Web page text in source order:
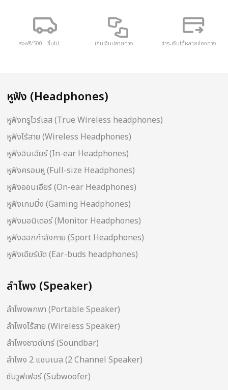
ส่งฟรี/500.- ขึ้นไป เก็บเงินปลายทาง ชำระเงินได้หลายช่องทาง
หูฟัง (Headphones)
หูฟังทรูไวร์เลส (True Wireless headphones)
หูฟังไร้สาย (Wireless Headphones)
หูฟังอินเอียร์ (In-ear Headphones)
หูฟังครอบหู (Full-size Headphones)
หูฟังออนเอียร์ (On-ear Headphones)
หูฟังเกมมิ่ง (Gaming Headphones)
หูฟังมอนิเตอร์ (Monitor Headphones)
หูฟังออกกำลังกาย (Sport Headphones)
หูฟังเอียร์บัด (Ear-buds headphones)
ลำโพง (Speaker)
ลำโพงพกพา (Portable Speaker)
ลำโพงไร้สาย (Wireless Speaker)
ลำโพงซาวด์บาร์ (Soundbar)
ลำโพง 2 แชนเนล (2 Channel Speaker)
ซับวูฟเฟอร์ (Subwoofer)